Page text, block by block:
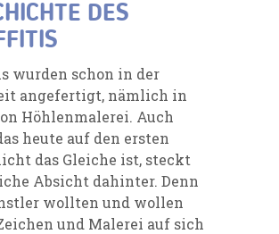
DES
wurden schon in der
angefertigt, nämlich in
Höhlenmalerei. Auch
heute auf den ersten
das Gleiche ist, steckt
Absicht dahinter. Denn
wollten und wollen
und Malerei auf sich